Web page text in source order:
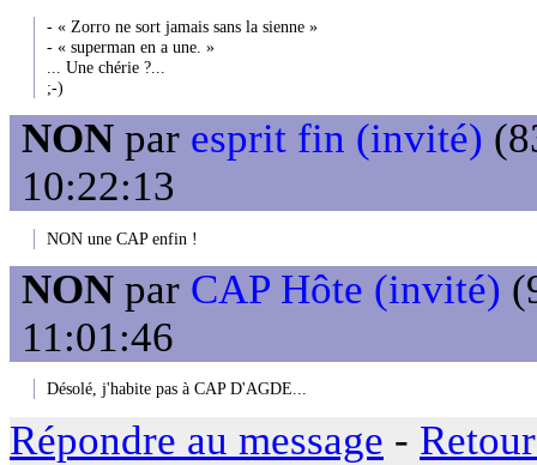
- « Zorro ne sort jamais sans la sienne »
- « superman en a une. »
... Une chérie ?...
;-)
NON par esprit fin (invité)
10:22:13
NON une CAP enfin !
NON par CAP Hôte (invité)
11:01:46
Désolé, j'habite pas à CAP D'AGDE...
Répondre au message -